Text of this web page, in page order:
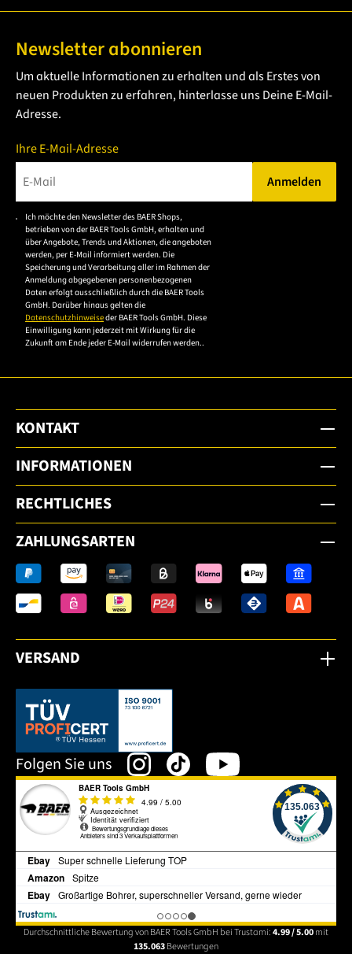
Newsletter abonnieren
Um aktuelle Informationen zu erhalten und als Erstes von
neuen Produkten zu erfahren, hinterlasse uns Deine E-Mail-
Adresse.
Ihre E-Mail-Adresse
Bitte geben Sie eine gültige E-Mail-Adresse ein.
Anmelden
Ich möchte den Newsletter des BAER Shops,
betrieben von der BAER Tools GmbH, erhalten und
über Angebote, Trends und Aktionen, die angeboten
werden, per E-Mail informiert werden. Die
Speicherung und Verarbeitung aller im Rahmen der
Anmeldung abgegebenen personenbezogenen
Daten erfolgt ausschließlich durch die BAER Tools
GmbH. Darüber hinaus gelten die
Datenschutzhinweiseder BAER Tools GmbH. Diese
Einwilligung kann jederzeit mit Wirkung für die
Zukunft am Ende jeder E-Mail widerrufen werden..
KONTAKT
INFORMATIONEN
RECHTLICHES
ZAHLUNGSARTEN
VERSAND
Dieser Link öffnet sich in einem neuen Tab.
Folgen Sie uns
Durchschnittliche Bewertung von BAER Tools GmbH bei Trustami:4.99 / 5.00mit
135.063Bewertungen